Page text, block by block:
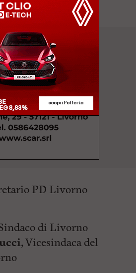
PD Livorno
di Livorno
, Vicesindaca del